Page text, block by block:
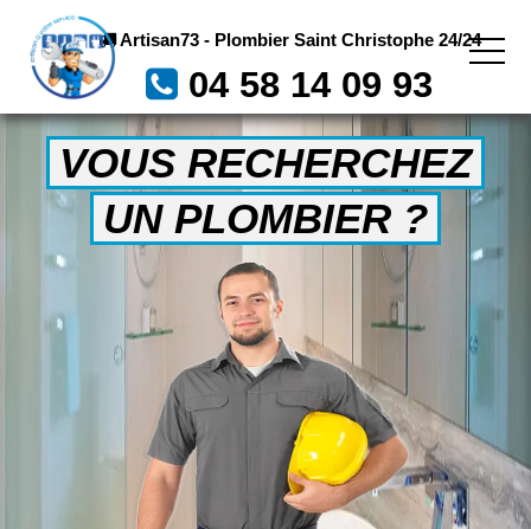
Artisan73 - Plombier Saint Christophe 24/24
04 58 14 09 93
VOUS RECHERCHEZ
UN PLOMBIER ?